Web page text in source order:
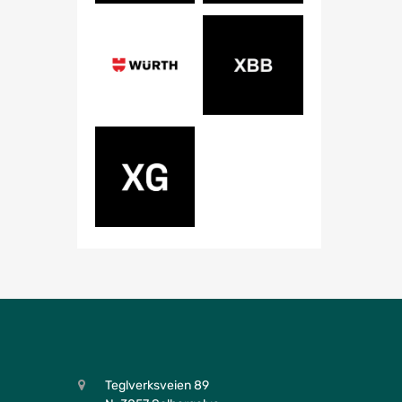
Teglverksveien 89